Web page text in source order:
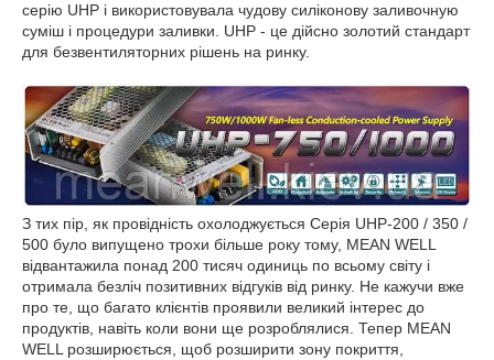
серію UHP і використовувала чудову силіконову заливочную
суміш і процедури заливки. UHP - це дійсно золотий стандарт
для безвентиляторних рішень на ринку.
З тих пір, як провідність охолоджується Серія UHP-200 / 350 /
500 було випущено трохи більше року тому, MEAN WELL
відвантажила понад 200 тисяч одиниць по всьому світу і
отримала безліч позитивних відгуків від ринку. Не кажучи вже
про те, що багато клієнтів проявили великий інтерес до
продуктів, навіть коли вони ще розроблялися. Тепер MEAN
WELL розширюється, щоб розширити зону покриття,